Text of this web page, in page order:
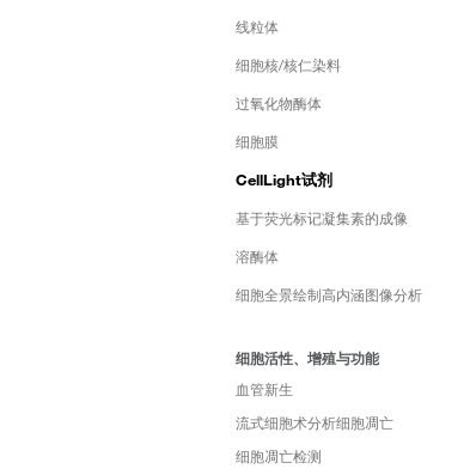
线粒体
细胞核/核仁染料
过氧化物酶体
细胞膜
CellLight试剂
基于荧光标记凝集素的成像
溶酶体
细胞全景绘制高内涵图像分析
细胞活性、增殖与功能
血管新生
流式细胞术分析细胞凋亡
细胞凋亡检测